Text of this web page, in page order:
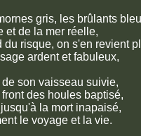
gris, les brûlants
et de la mer réelle,
du risque, on s'en revient
ardent et fabuleux,
son vaisseau suivie,
des houles baptisé,
la mort inapaisé,
le voyage et la vie.